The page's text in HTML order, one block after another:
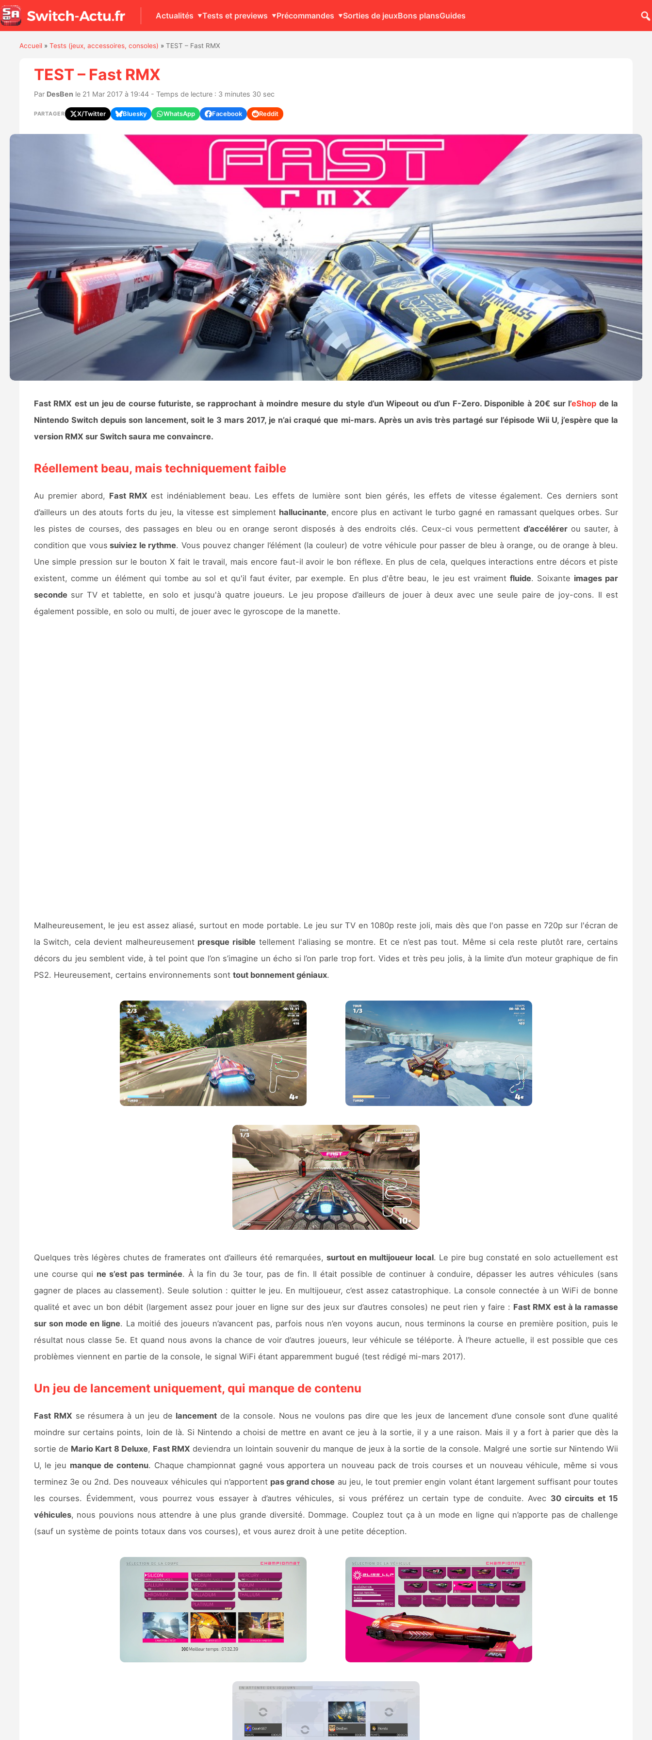
Actualités Tests et previews Précommandes Sorties de jeuxBons plansGuides
Accueil» Tests (jeux, accessoires, consoles) » TEST – Fast RMX
TEST – Fast RMX
Par DesBen le 21 Mar 2017 à 19:44 - Temps de lecture : 3 minutes 30 sec
PARTAGER X/Twitter Bluesky WhatsApp Facebook Reddit
Fast RMX est un jeu de course futuriste, se rapprochant à moindre mesure du style d’un Wipeout ou d’un F-Zero. Disponible à 20€ sur l’eShop de la
Nintendo Switch depuis son lancement, soit le 3 mars 2017, je n’ai craqué que mi-mars. Après un avis très partagé sur l’épisode Wii U, j’espère que la
version RMX sur Switch saura me convaincre.
Réellement beau, mais techniquement faible
Au premier abord, Fast RMXest indéniablement beau. Les effets de lumière sont bien gérés, les effets de vitesse également. Ces derniers sont
d’ailleurs un des atouts forts du jeu, la vitesse est simplement hallucinante, encore plus en activant le turbo gagné en ramassant quelques orbes. Sur
les pistes de courses, des passages en bleu ou en orange seront disposés à des endroits clés. Ceux-ci vous permettentd’accélérer ou sauter, à
condition que vous suiviez le rythme. Vous pouvez changer l’élément (la couleur) de votre véhicule pour passer de bleu à orange, ou de orange à bleu.
Une simple pression sur le bouton X fait le travail, mais encore faut-il avoir le bon réflexe. En plus de cela, quelques interactions entre décors et piste
existent, comme un élément qui tombe au sol et qu'il faut éviter, par exemple. En plus d'être beau, le jeu est vraiment fluide. Soixante images par
seconde sur TV et tablette, en solo et jusqu'à quatre joueurs. Le jeu propose d’ailleurs de jouer à deux avec une seule paire de joy-cons. Il est
également possible, en solo ou multi, de jouer avec le gyroscope de la manette.
Malheureusement, le jeu est assez aliasé, surtout en mode portable. Le jeu sur TV en 1080p reste joli, mais dès que l'on passe en 720p sur l'écran de
la Switch, cela devient malheureusement presque risible tellement l'aliasing se montre. Et ce n’est pas tout. Même si cela reste plutôt rare, certains
décors du jeu semblent vide, à tel point que l’on s’imagine un écho si l’on parle trop fort. Vides et très peu jolis, à la limite d’un moteur graphique de fin
PS2. Heureusement, certains environnements sont tout bonnement géniaux.
Quelques très légères chutes de framerates ont d’ailleurs été remarquées,surtout en multijoueur local. Le pire bug constaté en solo actuellement est
une course qui ne s’est pas terminée. À la fin du 3e tour, pas de fin. Il était possible de continuer à conduire, dépasser les autres véhicules (sans
gagner de places au classement). Seule solution : quitter le jeu. En multijoueur, c’est assez catastrophique. La console connectée à un WiFi de bonne
qualité et avec un bon débit (largement assez pour jouer en ligne sur des jeux sur d’autres consoles) ne peut rien y faire : Fast RMX est à la ramasse
sur son mode en ligne. La moitié des joueurs n’avancent pas, parfois nous n’en voyons aucun, nous terminons la course en première position, puis le
résultat nous classe 5e. Et quand nous avons la chance de voir d’autres joueurs, leur véhicule se téléporte. À l’heure actuelle, il est possible que ces
problèmes viennent en partie de la console, le signal WiFi étant apparemment bugué (test rédigé mi-mars 2017).
Un jeu de lancement uniquement, qui manque de contenu
Fast RMX se résumera à un jeu de lancementde la console. Nous ne voulons pas dire que les jeux de lancement d’une console sont d’une qualité
moindre sur certains points, loin de là. Si Nintendo a choisi de mettre en avant ce jeu à la sortie, il y a une raison. Mais il y a fort à parier que dès la
sortie de Mario Kart 8 Deluxe, Fast RMX deviendra un lointain souvenir du manque de jeux à la sortie de la console. Malgré une sortie sur Nintendo Wii
U, le jeu manque de contenu. Chaque championnat gagné vous apportera un nouveau pack de trois courses et un nouveau véhicule, même si vous
terminez 3e ou 2nd. Des nouveaux véhicules qui n’apportent pas grand chose au jeu, le tout premier engin volant étant largement suffisant pour toutes
les courses. Évidemment, vous pourrez vous essayer à d’autres véhicules, si vous préférez un certain type de conduite. Avec 30 circuits et 15
véhicules, nous pouvions nous attendre à une plus grande diversité. Dommage. Couplez tout ça à un mode en ligne qui n’apporte pas de challenge
(sauf un système de points totaux dans vos courses), et vous aurez droit à une petite déception.